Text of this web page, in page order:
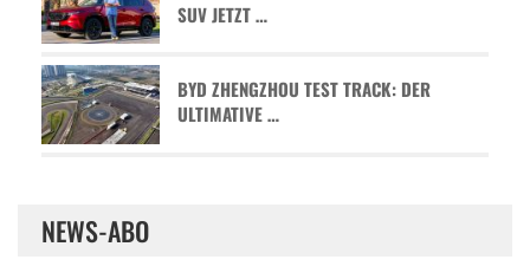
SUV JETZT …
BYD ZHENGZHOU TEST TRACK: DER
ULTIMATIVE …
NEWS-ABO